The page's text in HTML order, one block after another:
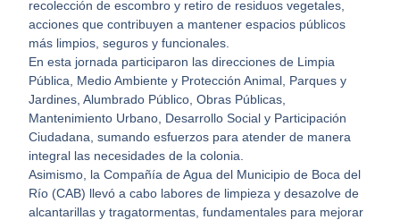
recolección de escombro y retiro de residuos vegetales,
acciones que contribuyen a mantener espacios públicos
más limpios, seguros y funcionales.
En esta jornada participaron las direcciones de Limpia
Pública, Medio Ambiente y Protección Animal, Parques y
Jardines, Alumbrado Público, Obras Públicas,
Mantenimiento Urbano, Desarrollo Social y Participación
Ciudadana, sumando esfuerzos para atender de manera
integral las necesidades de la colonia.
Asimismo, la Compañía de Agua del Municipio de Boca del
Río (CAB) llevó a cabo labores de limpieza y desazolve de
alcantarillas y tragatormentas, fundamentales para mejorar